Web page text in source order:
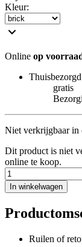
Kleur:
Online op
Thuisbezorgd
gratis
Niet verkrijgbaar in
Dit product is niet
online te koop.
In winkelwagen
Ruilen of